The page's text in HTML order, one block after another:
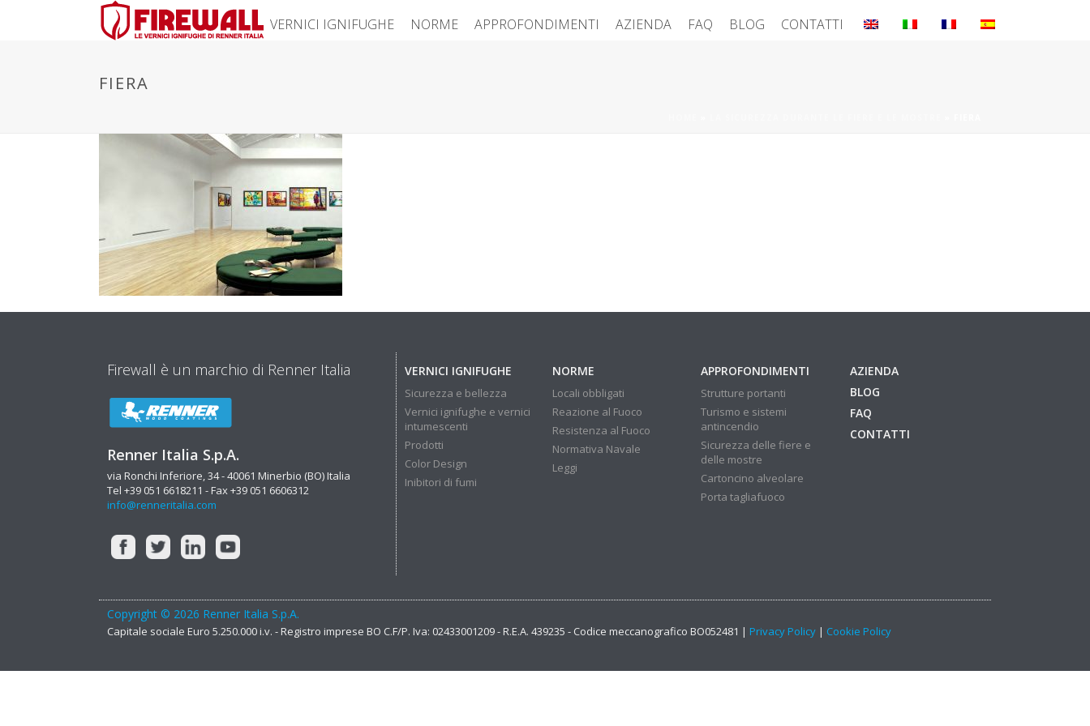
VERNICI IGNIFUGHE NORME APPROFONDIMENTI AZIENDA FAQ BLOG CONTATTI
FIERA
Firewall è un marchio di Renner Italia
Renner Italia S.p.A.
via Ronchi Inferiore, 34 - 40061 Minerbio (BO) Italia
Tel +39 051 6618211 - Fax +39 051 6606312
info@renneritalia.com
VERNICI IGNIFUGHE
Sicurezza e bellezza
Vernici ignifughe e vernici
intumescenti
Prodotti
Color Design
Inibitori di fumi
NORME
Locali obbligati
Reazione al Fuoco
Resistenza al Fuoco
Normativa Navale
Leggi
APPROFONDIMENTI
Strutture portanti
Turismo e sistemi
antincendio
Sicurezza delle fiere e
delle mostre
Cartoncino alveolare
Porta tagliafuoco
AZIENDA
BLOG
FAQ
CONTATTI
Copyright © 2026 Renner Italia S.p.A.
Capitale sociale Euro 5.250.000 i.v. - Registro imprese BO C.F/P. Iva: 02433001209 - R.E.A. 439235 - Codice meccanografico BO052481 | Privacy Policy | Cookie Policy